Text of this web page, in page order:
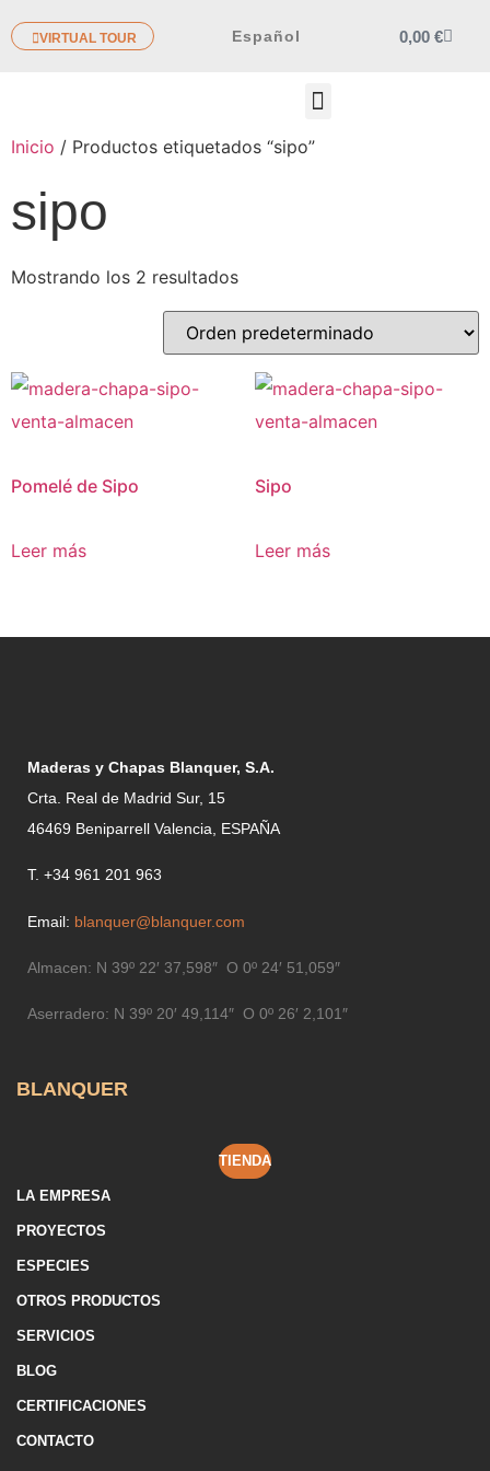
VIRTUAL TOUR Español 0,00 €
Inicio / Productos etiquetados “sipo”
sipo
Mostrando los 2 resultados
Pomelé de Sipo
Leer más
Sipo
Leer más
Maderas y Chapas Blanquer, S.A.
Crta. Real de Madrid Sur, 15
46469 Beniparrell Valencia, ESPAÑA
T. +34 961 201 963
Email: blanquer@blanquer.com
Almacen: N 39º 22′ 37,598″ O 0º 24′ 51,059″
Aserradero: N 39º 20′ 49,114″ O 0º 26′ 2,101″
BLANQUER
TIENDA
LA EMPRESA
PROYECTOS
ESPECIES
OTROS PRODUCTOS
SERVICIOS
BLOG
CERTIFICACIONES
CONTACTO